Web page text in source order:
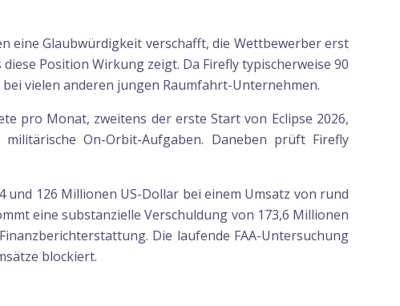
eine Glaubwürdigkeit verschafft, die Wettbewerber erst
Position Wirkung zeigt. Da Firefly typischerweise 90
vielen anderen jungen Raumfahrt-Unternehmen.
pro Monat, zweitens der erste Start von Eclipse 2026,
On-Orbit-Aufgaben. Daneben prüft Firefly
126 Millionen US-Dollar bei einem Umsatz von rund
eine substanzielle Verschuldung von 173,6 Millionen
Die laufende FAA-Untersuchung
blockiert.